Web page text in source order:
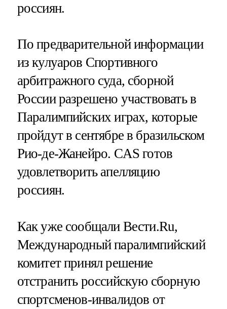
россиян.
По предварительной информации
из кулуаров Спортивного
арбитражного суда, сборной
России разрешено участвовать в
Паралимпийских играх, которые
пройдут в сентябре в бразильском
Рио-де-Жанейро. CAS готов
удовлетворить апелляцию
россиян.
Как уже сообщали Вести.Ru,
Международный паралимпийский
комитет принял решение
отстранить российскую сборную
спортсменов-инвалидов от